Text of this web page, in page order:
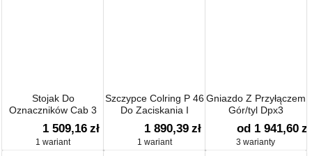
Stojak Do
Oznaczników Cab 3
1 509,16 zł
1 wariant
Szczypce Colring P 46
Do Zaciskania I
Obcinania Opasek O
Szerokosci Maks.
4,6mm
1 890,39 zł
1 wariant
Gniazdo Z Przyłączem
Gór/tyl Dpx3
od 1 941,60 zł
3 warianty